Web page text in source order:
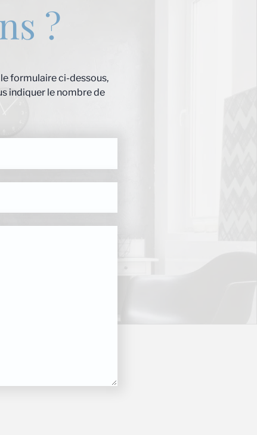
?
formulaire ci-dessous,
indiquer le nombre de